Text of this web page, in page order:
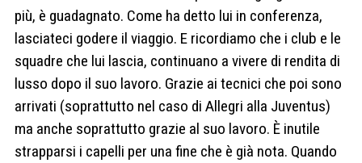
più, è guadagnato. Come ha detto lui in conferenza,
lasciateci godere il viaggio. E ricordiamo che i club e le
squadre che lui lascia, continuano a vivere di rendita di
lusso dopo il suo lavoro. Grazie ai tecnici che poi sono
arrivati (soprattutto nel caso di Allegri alla Juventus)
ma anche soprattutto grazie al suo lavoro. È inutile
strapparsi i capelli per una fine che è già nota. Quando